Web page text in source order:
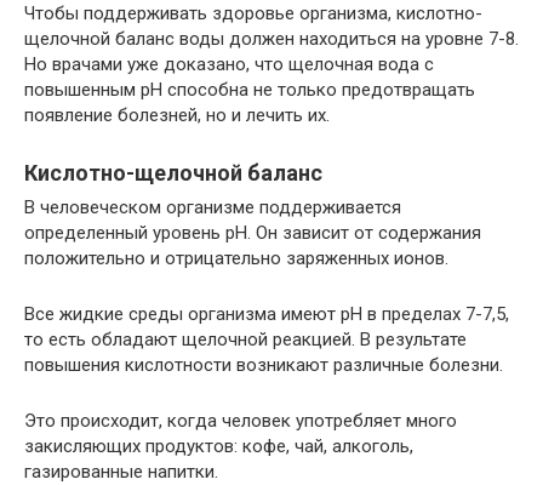
Чтобы поддерживать здоровье организма, кислотно-
щелочной баланс воды должен находиться на уровне 7-8.
Но врачами уже доказано, что щелочная вода с
повышенным pH способна не только предотвращать
появление болезней, но и лечить их.
Кислотно-щелочной баланс
В человеческом организме поддерживается
определенный уровень pH. Он зависит от содержания
положительно и отрицательно заряженных ионов.
Все жидкие среды организма имеют pH в пределах 7-7,5,
то есть обладают щелочной реакцией. В результате
повышения кислотности возникают различные болезни.
Это происходит, когда человек употребляет много
закисляющих продуктов: кофе, чай, алкоголь,
газированные напитки.